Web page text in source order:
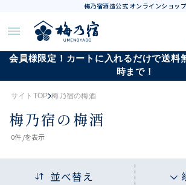
梅乃宿酒造公式 オンラインショップ
会員様限定！カートに入れるだけで送料
時まで！
サイトTOP 梅乃宿の梅酒
梅乃宿の梅酒
0件 /を表示
並べ替え